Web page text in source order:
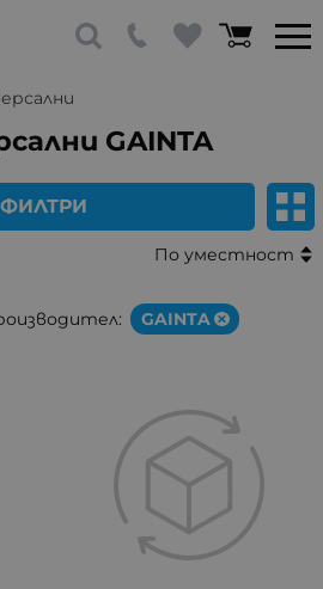
GAINTA
ФИЛТРИ
По уместност
GAINTA